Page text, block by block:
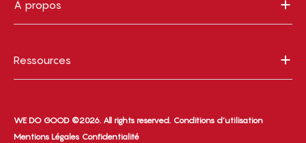
À propos
Ressources
WE DO GOOD ©2026. All rights reserved. Conditions d’utilisation
Mentions Légales Confidentialité